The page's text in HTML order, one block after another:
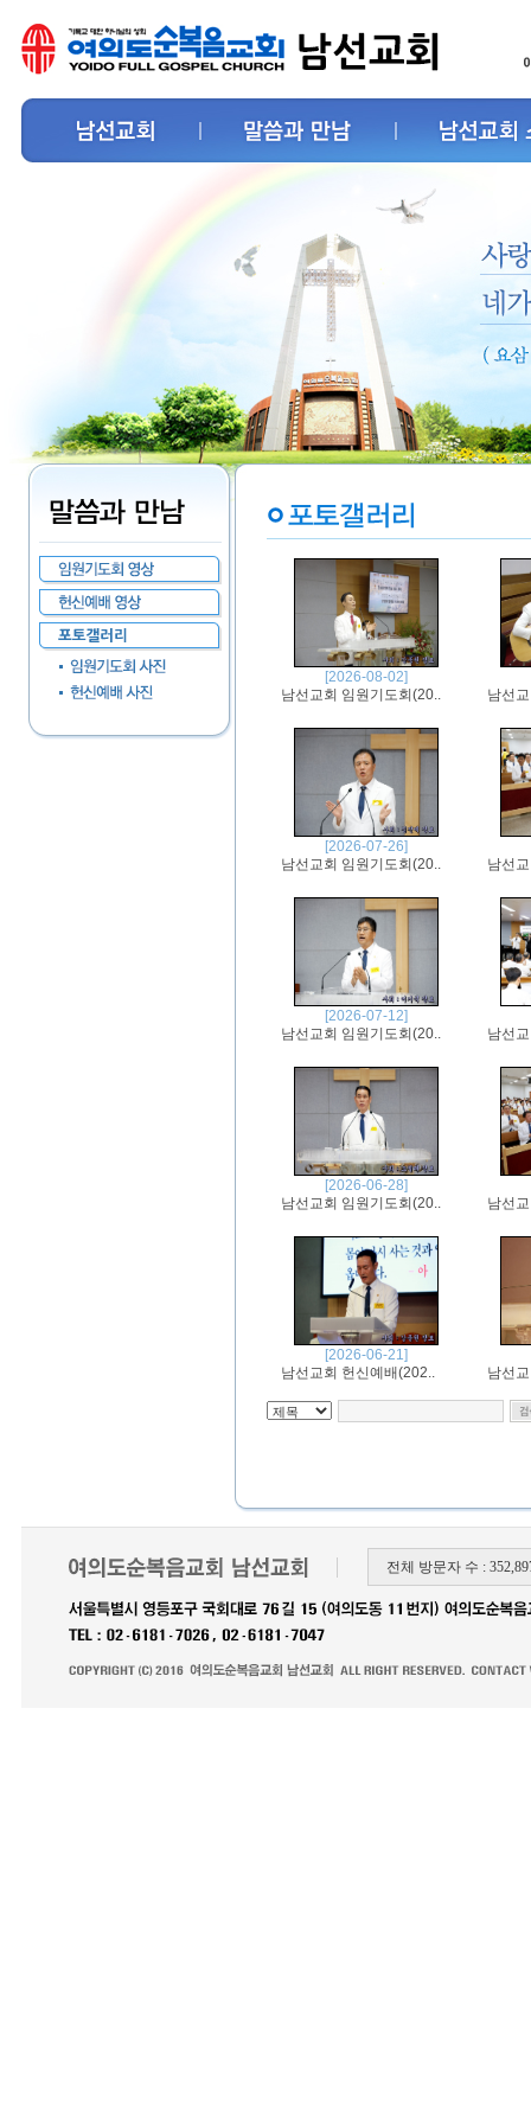
[2026-08-02]
남선교회 임원기도회(20..
남선
[2026-07-26]
남선교회 임원기도회(20..
남선
[2026-07-12]
남선교회 임원기도회(20..
남선
[2026-06-28]
남선교회 임원기도회(20..
남선
[2026-06-21]
남선교회 헌신예배(202..
남선
전체 방문자 수 :